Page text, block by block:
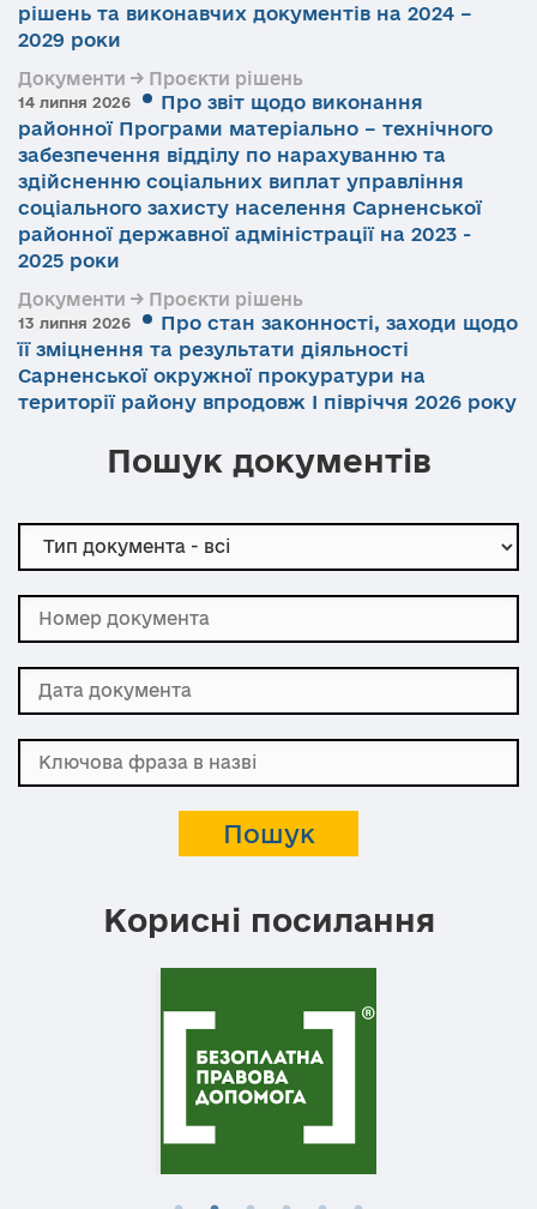
рішень та виконавчих документів на 2024 –
2029 роки
Документи → Проєкти рішень
14 липня 2026
Про звіт щодо виконання
районної Програми матеріально – технічного
забезпечення відділу по нарахуванню та
здійсненню соціальних виплат управління
соціального захисту населення Сарненської
районної державної адміністрації на 2023 -
2025 роки
Документи → Проєкти рішень
13 липня 2026
Про стан законності, заходи щодо
її зміцнення та результати діяльності
Сарненської окружної прокуратури на
території району впродовж І півріччя 2026 року
Пошук документів
Корисні посилання